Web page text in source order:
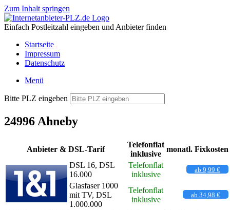
Zum Inhalt springen
Einfach Postleitzahl eingeben und Anbieter finden
Startseite
Impressum
Datenschutz
Menü
Bitte PLZ eingeben
24996 Ahneby
Anbieter & DSL-Tarif
Telefonflat
inklusive
monatl. Fixkosten
DSL 16, DSL
16.000
Telefonflat
inklusive
ab 9,99 €
Glasfaser 1000
mit TV, DSL
1.000.000
Telefonflat
inklusive
ab 34,98 €